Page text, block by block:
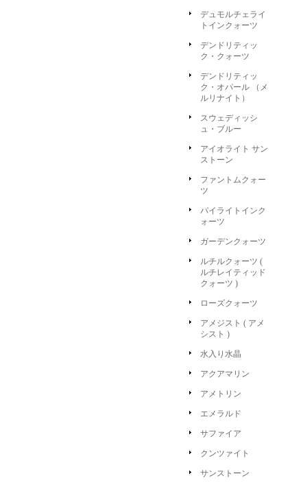
デュモルチェライ
トインクォーツ
デンドリティッ
ク・クォーツ
デンドリティッ
ク・オパール （メ
ルリナイト）
スウェディッシ
ュ・ブルー
アイオライト サン
ストーン
ファントムクォー
ツ
パイライトインク
ォーツ
ガーデンクォーツ
ルチルクォーツ (
ルチレイティッド
クォーツ )
ローズクォーツ
アメジスト ( アメ
シスト )
水入り水晶
アクアマリン
アメトリン
エメラルド
サファイア
クンツァイト
サンストーン